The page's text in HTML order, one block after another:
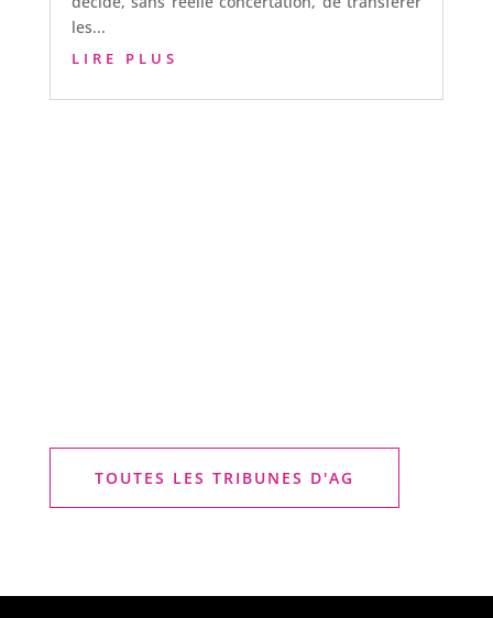
les...
LIRE PLUS
TOUTES LES TRIBUNES D'AG